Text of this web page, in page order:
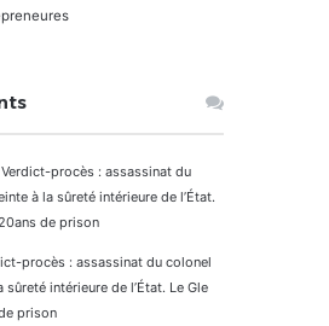
procès : assassinat du
à la sûreté intérieure de l’État.
de prison
procès : assassinat du colonel
intérieure de l’État. Le Gle
prison